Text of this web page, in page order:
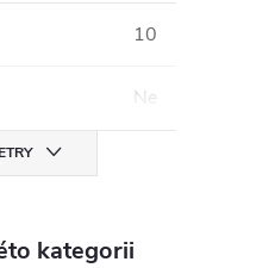
10
Ne
kategorii